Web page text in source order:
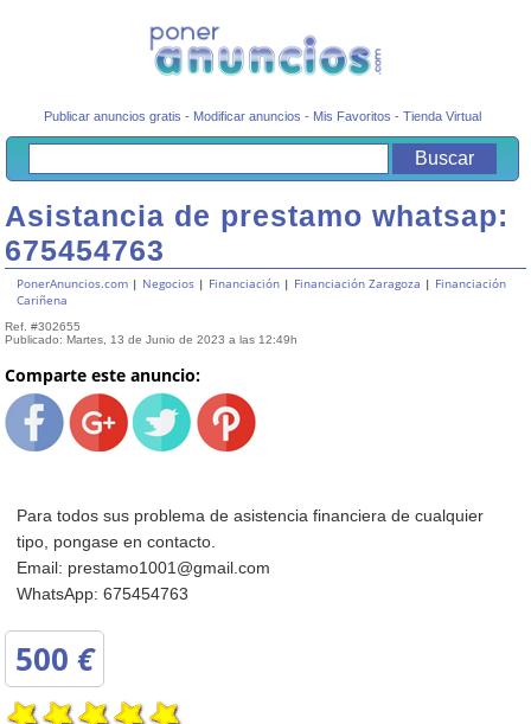
Publicar anuncios gratis - Modificar anuncios - Mis Favoritos -Tienda Virtual
Asistancia de prestamo whatsap:
675454763
PonerAnuncios.com | Negocios | Financiación | Financiación Zaragoza | Financiación
Cariñena
Ref. #302655
Publicado: Martes, 13 de Junio de 2023 a las 12:49h
Comparte este anuncio:
Para todos sus problema de asistencia financiera de cualquier
tipo, pongase en contacto.
Email: prestamo1001@gmail.com
WhatsApp: 675454763
500€